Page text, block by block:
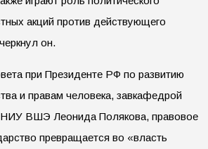
акций против действующего
он.
при Президенте РФ по развитию
и правам человека, завкафедрой
ВШЭ Леонида Полякова, правовое
превращается во «власть